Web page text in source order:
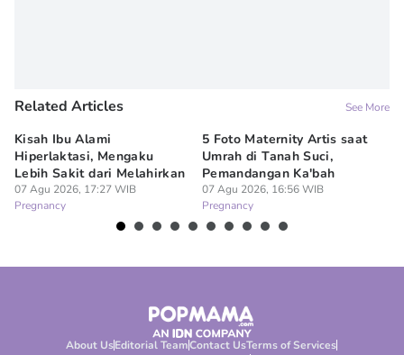
Related Articles See More
Kisah Ibu Alami
Hiperlaktasi, Mengaku
Lebih Sakit dari Melahirkan
07 Agu 2026, 17:27 WIB
Pregnancy
5 Foto Maternity Artis saat
Umrah di Tanah Suci,
Pemandangan Ka'bah
07 Agu 2026, 16:56 WIB
Pregnancy
About UsEditorial TeamContact UsTerms of Services